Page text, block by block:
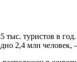
туристов в
2,4 млн человек,